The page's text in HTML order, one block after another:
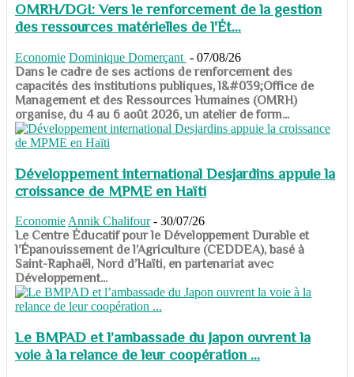
OMRH/DGI: Vers le renforcement de la gestion
des ressources matérielles de l'Ét...
Economie Dominique Domerçant - 07/08/26
Dans le cadre de ses actions de renforcement des
capacités des institutions publiques, l&#039;Office de
Management et des Ressources Humaines (OMRH)
organise, du 4 au 6 août 2026, un atelier de form...
Développement international Desjardins appuie la
croissance de MPME en Haïti
Economie Annik Chalifour - 30/07/26
​​​​​​​Le Centre Éducatif pour le Développement Durable et
l’Épanouissement de l’Agriculture (CEDDEA), basé à
Saint-Raphaël, Nord d’Haïti, en partenariat avec
Développement...
Le BMPAD et l’ambassade du Japon ouvrent la
voie à la relance de leur coopération ...